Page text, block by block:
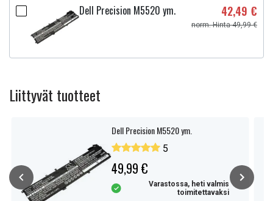
Dell Precision M5520 ym. 42,49 €
norm. Hinta 49,99 €
Liittyvät tuotteet
Dell Precision M5520 ym.
5
49,99 €
Varastossa, heti valmis
toimitettavaksi